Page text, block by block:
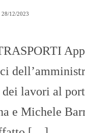
28/12/2023
lavori al
e Michele